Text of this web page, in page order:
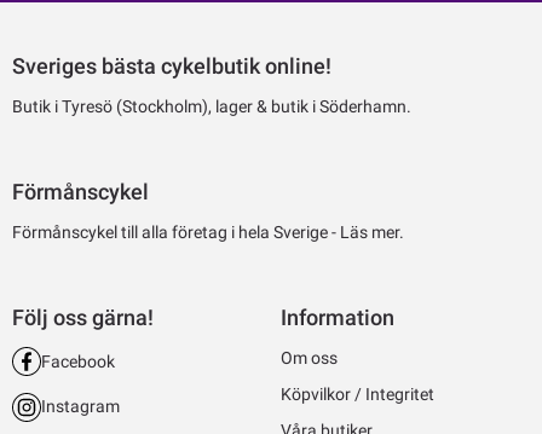
Sveriges bästa cykelbutik online!
Butik i Tyresö (Stockholm), lager & butik i Söderhamn.
Förmånscykel
Förmånscykel till alla företag i hela Sverige - Läs mer.
Följ oss gärna!
Facebook
Instagram
Information
Om oss
Köpvilkor / Integritet